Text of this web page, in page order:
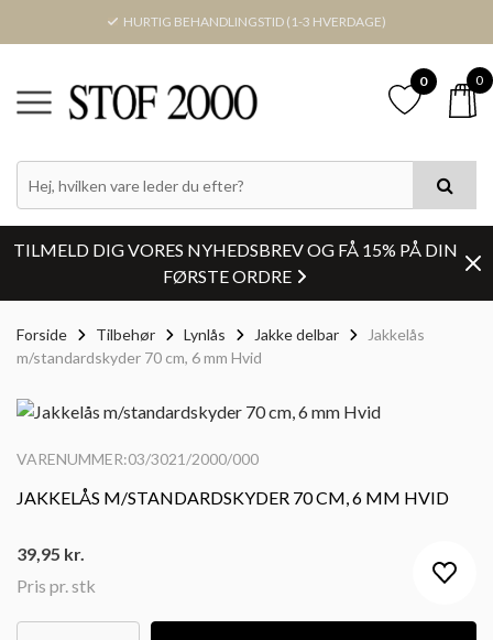
HURTIG BEHANDLINGSTID (1-3 HVERDAGE)
0 0
TILMELD DIG VORES NYHEDSBREV OG FÅ 15% PÅ DIN
FØRSTE ORDRE
Forside Tilbehør Lynlås Jakke delbar
Jakkelås
m/standardskyder 70 cm, 6 mm Hvid
VARENUMMER:03/3021/2000/000
JAKKELÅS M/STANDARDSKYDER 70 CM, 6 MM HVID
Pris pr. stk
39,95 kr.